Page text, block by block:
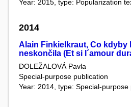
Year: 2015, type: Popularization
2014
Alain Finkielkraut, Co kdyby
neskončila (Et si l´amour
DOLEŽALOVÁ Pavla
Special-purpose publication
Year: 2014, type: Special-purpose